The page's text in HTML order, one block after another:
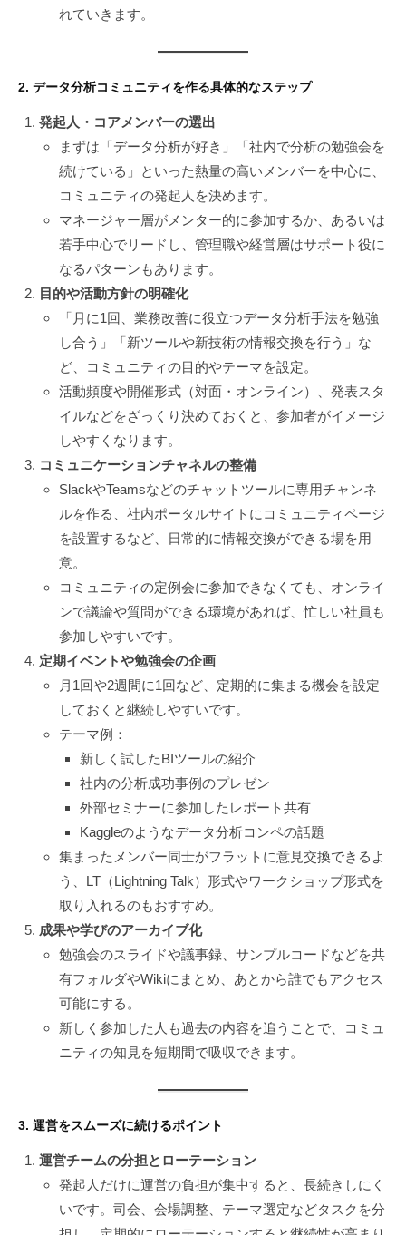
れていきます。
2. データ分析コミュニティを作る具体的なステップ
発起人・コアメンバーの選出
まずは「データ分析が好き」「社内で分析の勉強会を
続けている」といった熱量の高いメンバーを中心に、
コミュニティの発起人を決めます。
マネージャー層がメンター的に参加するか、あるいは
若手中心でリードし、管理職や経営層はサポート役に
なるパターンもあります。
目的や活動方針の明確化
「月に1回、業務改善に役立つデータ分析手法を勉強
し合う」「新ツールや新技術の情報交換を行う」な
ど、コミュニティの目的やテーマを設定。
活動頻度や開催形式（対面・オンライン）、発表スタ
イルなどをざっくり決めておくと、参加者がイメージ
しやすくなります。
コミュニケーションチャネルの整備
SlackやTeamsなどのチャットツールに専用チャンネ
ルを作る、社内ポータルサイトにコミュニティページ
を設置するなど、日常的に情報交換ができる場を用
意。
コミュニティの定例会に参加できなくても、オンライ
ンで議論や質問ができる環境があれば、忙しい社員も
参加しやすいです。
定期イベントや勉強会の企画
月1回や2週間に1回など、定期的に集まる機会を設定
しておくと継続しやすいです。
テーマ例：
新しく試したBIツールの紹介
社内の分析成功事例のプレゼン
外部セミナーに参加したレポート共有
Kaggleのようなデータ分析コンペの話題
集まったメンバー同士がフラットに意見交換できるよ
う、LT（Lightning Talk）形式やワークショップ形式を
取り入れるのもおすすめ。
成果や学びのアーカイブ化
勉強会のスライドや議事録、サンプルコードなどを共
有フォルダやWikiにまとめ、あとから誰でもアクセス
可能にする。
新しく参加した人も過去の内容を追うことで、コミュ
ニティの知見を短期間で吸収できます。
3. 運営をスムーズに続けるポイント
運営チームの分担とローテーション
発起人だけに運営の負担が集中すると、長続きしにく
いです。司会、会場調整、テーマ選定などタスクを分